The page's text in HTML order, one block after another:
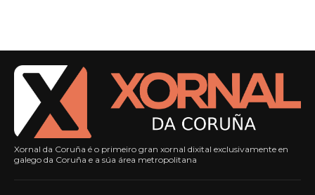
Xornal da Coruña é o primeiro gran xornal dixital exclusivamente en
galego da Coruña e a súa área metropolitana